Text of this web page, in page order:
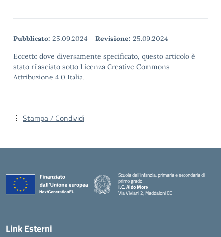
Pubblicato: 25.09.2024 - Revisione: 25.09.2024
Eccetto dove diversamente specificato, questo articolo è
stato rilasciato sotto Licenza Creative Commons
Attribuzione 4.0 Italia.
Stampa / Condividi
Scuola dell’infanzia, primaria e secondaria di
primo grado
I.C. Aldo Moro
Via Viviani 2, Maddaloni CE
Link Esterni